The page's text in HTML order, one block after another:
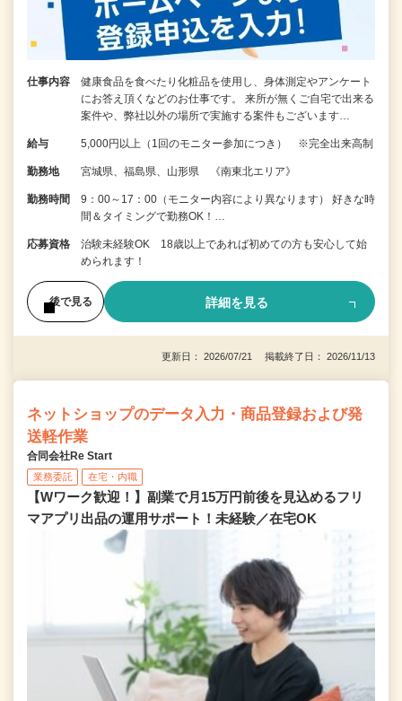
仕事内容
健康食品を食べたり化粧品を使用し、身体測定やアンケート
にお答え頂くなどのお仕事です。 来所が無くご自宅で出来る
案件や、弊社以外の場所で実施する案件もございます…
給与 5,000円以上（1回のモニター参加につき） ※完全出来高制
勤務地 宮城県、福島県、山形県 《南東北エリア》
勤務時間
9：00～17：00（モニター内容により異なります） 好きな時
間＆タイミングで勤務OK！…
応募資格
治験未経験OK 18歳以上であれば初めての方も安心して始
められます！
後で見る 詳細を見る
更新日： 2026/07/21 掲載終了日： 2026/11/13
ネットショップのデータ入力・商品登録および発
送軽作業
合同会社Re Start
業務委託 在宅・内職
【Wワーク歓迎！】副業で月15万円前後を見込めるフリ
マアプリ出品の運用サポート！未経験／在宅OK